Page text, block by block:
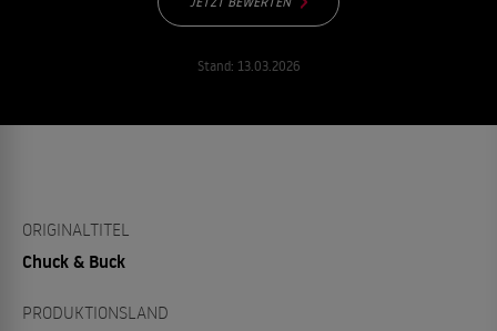
Stand: 13.03.2026
ORIGINALTITEL
Chuck & Buck
PRODUKTIONSLAND